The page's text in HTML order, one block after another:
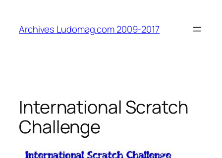
contenu
Archives Ludomag.com 2009-2017
International Scratch
Challenge